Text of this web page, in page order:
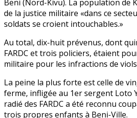
Beni (Nord-Kivu). La population de
de la justice militaire «dans ce
soldats se croient intouchables.»
Au total, dix-huit prévenus, dont
FARDC et trois policiers, étaient
militaire pour les infractions de
La peine la plus forte est celle de
ferme, infligée au 1er sergent Loto
radié des FARDC a été reconnu
trois propres enfants à Beni-Ville.